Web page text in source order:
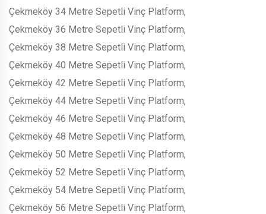
Çekmeköy 34 Metre Sepetli Vinç Platform,
Çekmeköy 36 Metre Sepetli Vinç Platform,
Çekmeköy 38 Metre Sepetli Vinç Platform,
Çekmeköy 40 Metre Sepetli Vinç Platform,
Çekmeköy 42 Metre Sepetli Vinç Platform,
Çekmeköy 44 Metre Sepetli Vinç Platform,
Çekmeköy 46 Metre Sepetli Vinç Platform,
Çekmeköy 48 Metre Sepetli Vinç Platform,
Çekmeköy 50 Metre Sepetli Vinç Platform,
Çekmeköy 52 Metre Sepetli Vinç Platform,
Çekmeköy 54 Metre Sepetli Vinç Platform,
Çekmeköy 56 Metre Sepetli Vinç Platform,